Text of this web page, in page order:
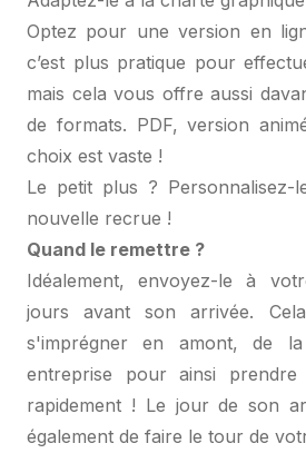
Optez pour une version en
c’est plus pratique pour
mais cela vous offre aussi
de formats. PDF, version
choix est vaste !
Le petit plus ?
nouvelle recrue !
Quand le remettre ?
Idéalement, envoyez-le à
jours avant son arrivée.
s'imprégner en amont, de
entreprise pour ainsi prendre
rapidement ! Le jour de son
également de faire le tour de